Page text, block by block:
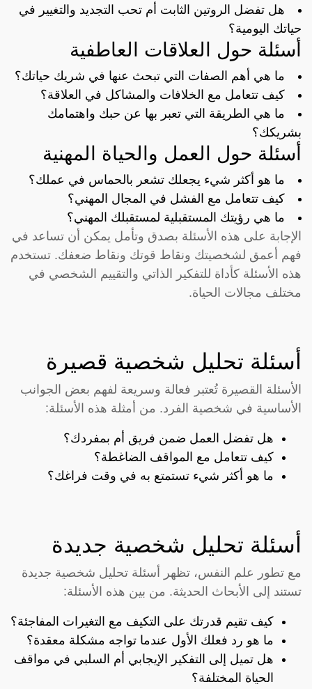
هل تفضل الروتين الثابت أم تحب التجديد والتغيير في
حياتك اليومية؟
أسئلة حول العلاقات العاطفية
ما هي أهم الصفات التي تبحث عنها في شريك حياتك؟
كيف تتعامل مع الخلافات والمشاكل في العلاقة؟
ما هي الطريقة التي تعبر بها عن حبك واهتمامك
بشريكك؟
أسئلة حول العمل والحياة المهنية
ما هو أكثر شيء يجعلك تشعر بالحماس في عملك؟
كيف تتعامل مع الفشل في المجال المهني؟
ما هي رؤيتك المستقبلية لمستقبلك المهني؟
الإجابة على هذه الأسئلة بصدق وتأمل يمكن أن تساعد في
فهم أعمق لشخصيتك ونقاط قوتك ونقاط ضعفك. تستخدم
هذه الأسئلة كأداة للتفكير الذاتي والتقييم الشخصي في
مختلف مجالات الحياة.
أسئلة تحليل شخصية قصيرة
الأسئلة القصيرة تُعتبر فعالة وسريعة لفهم بعض الجوانب
الأساسية في شخصية الفرد. من أمثلة هذه الأسئلة:
هل تفضل العمل ضمن فريق أم بمفردك؟
كيف تتعامل مع المواقف الضاغطة؟
ما هو أكثر شيء تستمتع به في وقت فراغك؟
أسئلة تحليل شخصية جديدة
مع تطور علم النفس، تظهر أسئلة تحليل شخصية جديدة
تستند إلى الأبحاث الحديثة. من بين هذه الأسئلة:
كيف تقيم قدرتك على التكيف مع التغيرات المفاجئة؟
ما هو رد فعلك الأول عندما تواجه مشكلة معقدة؟
هل تميل إلى التفكير الإيجابي أم السلبي في مواقف
الحياة المختلفة؟